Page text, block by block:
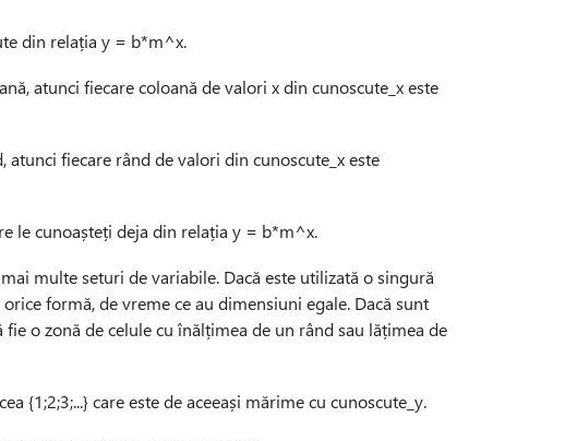
din relația y = b*m^x.
atunci fiecare coloană de valori x din cunoscute_x este
fiecare rând de valori din cunoscute_x este
le cunoașteți deja din relația y = b*m^x.
multe seturi de variabile. Dacă este utilizată o singură
formă, de vreme ce au dimensiuni egale. Dacă sunt
o zonă de celule cu înălțimea de un rând sau lățimea de
{1;2;3;...} care este de aceeași mărime cu cunoscute_y.